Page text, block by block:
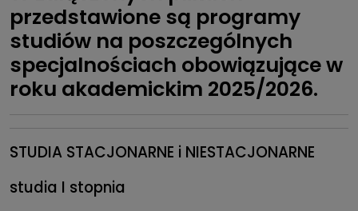
przedstawione są programy
studiów na poszczególnych
specjalnościach obowiązujące w
roku akademickim 2025/2026.
STUDIA STACJONARNE i NIESTACJONARNE
studia I stopnia